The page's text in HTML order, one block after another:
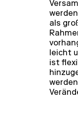
als
leicht
ist